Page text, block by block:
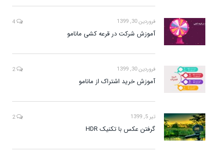
فروردین 30, 1399
آموزش شرکت در قرعه کشی مانامو
فروردین 30, 1399 2
آموزش خرید اشتراک از مانامو
تیر 5, 1399 2
گرفتن عکس با تکنیک HDR